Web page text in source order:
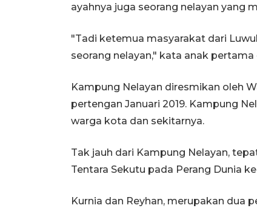
ayahnya juga seorang nelayan yang
"Tadi ketemua masyarakat dari
seorang nelayan," kata anak
Kampung Nelayan diresmikan oleh
pertengan Januari 2019. Kampung
warga kota dan sekitarnya.
Tak jauh dari Kampung Nelayan,
Tentara Sekutu pada Perang Dunia
Kurnia dan Reyhan, merupakan dua